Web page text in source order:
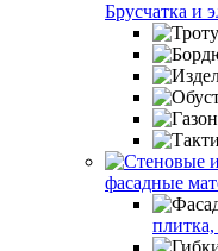
Брусчатка и
фасадные
плитка,